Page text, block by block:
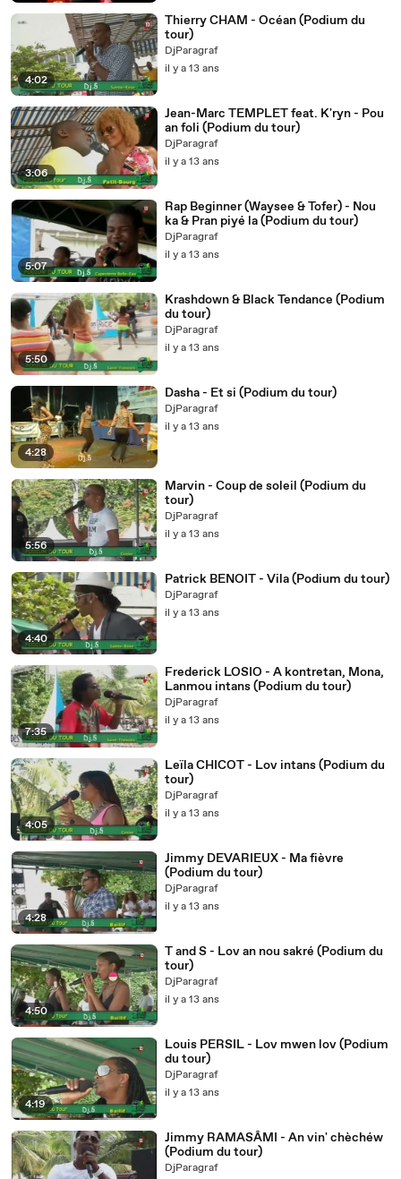
4:02
Thierry CHAM - Océan (Podium du
tour)
DjParagraf
il y a 13 ans
3:06
Jean-Marc TEMPLET feat. K'ryn - Pou
an foli (Podium du tour)
DjParagraf
il y a 13 ans
5:07
Rap Beginner (Waysee & Tofer) - Nou
ka & Pran piyé la (Podium du tour)
DjParagraf
il y a 13 ans
5:50
Krashdown & Black Tendance (Podium
du tour)
DjParagraf
il y a 13 ans
4:28
Dasha - Et si (Podium du tour)
DjParagraf
il y a 13 ans
5:56
Marvin - Coup de soleil (Podium du
tour)
DjParagraf
il y a 13 ans
4:40
Patrick BENOIT - Vila (Podium du tour)
DjParagraf
il y a 13 ans
7:35
Frederick LOSIO - A kontretan, Mona,
Lanmou intans (Podium du tour)
DjParagraf
il y a 13 ans
4:05
Leïla CHICOT - Lov intans (Podium du
tour)
DjParagraf
il y a 13 ans
4:28
Jimmy DEVARIEUX - Ma fièvre
(Podium du tour)
DjParagraf
il y a 13 ans
4:50
T and S - Lov an nou sakré (Podium du
tour)
DjParagraf
il y a 13 ans
4:19
Louis PERSIL - Lov mwen lov (Podium
du tour)
DjParagraf
il y a 13 ans
Jimmy RAMASÂMI - An vin' chèchéw
(Podium du tour)
DjParagraf